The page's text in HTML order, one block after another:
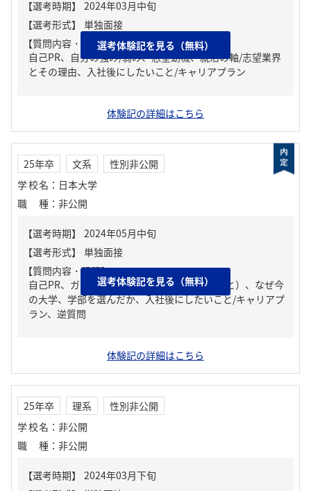
【質問内容・課題】
自己PR、自分の強み/弱み、志望動機、就活の軸/志望業界
とその理由、入社後にしたいこと/キャリアプラン
選考体験記を見る（無料）
体験記の詳細はこちら
25年卒 文系
性別非公開
学校名 ： 日本大学
職種 ： 非公開
【質問内容・課題】
自己PR、ガクチカ（学生時代に力を入れたこと）、なぜ今
の大学、学部を選んだか、入社後にしたいこと/キャリアプ
ラン、逆質問
選考体験記を見る（無料）
体験記の詳細はこちら
25年卒 理系
性別非公開
学校名 ： 非公開
職種 ： 非公開